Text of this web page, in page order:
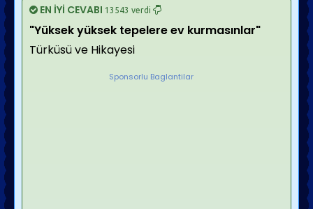
EN İYİ CEVABI 13543 verdi
"Yüksek yüksek tepelere ev kurmasınlar"
Türküsü ve Hikayesi
Sponsorlu Baglantilar